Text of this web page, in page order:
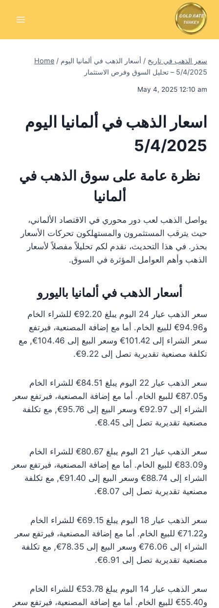
Home / سعر الذهب في تاريخ / أسعار الذهب في ألمانيا اليوم
5/4/2025 – تحليل السوق وفرص الاستثمار
May 4, 2025 12:10 am
اسعار الذهب في ألمانيا اليوم
5/4/2025
نظرة عامة على سوق الذهب في
ألمانيا
يواصل الذهب لعب دور محوري في الاقتصاد الألماني،
حيث يترقب المستثمرون والمستهلكون تحركات الأسعار
بحذر. في هذا التحديث، نقدم لكم تحليلاً مفصلاً لأسعار
الذهب وأهم العوامل المؤثرة في السوق.
أسعار الذهب في ألمانيا باليورو
سعر الذهب عيار 24 اليوم يبلغ 92.20€ للشراء الخام
و94.96€ للبيع الخام. أما مع إضافة المصنعية، فيرتفع
سعر الشراء إلى 101.42€ وسعر البيع إلى 104.46€, مع
تكلفة مصنعية تقديرية تصل إلى 9.22€.
سعر الذهب عيار 22 اليوم يبلغ 84.51€ للشراء الخام
و87.05€ للبيع الخام. أما مع إضافة المصنعية، فيرتفع سعر
الشراء إلى 92.97€ وسعر البيع إلى 95.76€, مع تكلفة
مصنعية تقديرية تصل إلى 8.45€.
سعر الذهب عيار 21 اليوم يبلغ 80.67€ للشراء الخام
و83.09€ للبيع الخام. أما مع إضافة المصنعية، فيرتفع سعر
الشراء إلى 88.74€ وسعر البيع إلى 91.40€, مع تكلفة
مصنعية تقديرية تصل إلى 8.07€.
سعر الذهب عيار 18 اليوم يبلغ 69.15€ للشراء الخام
و71.22€ للبيع الخام. أما مع إضافة المصنعية، فيرتفع سعر
الشراء إلى 76.06€ وسعر البيع إلى 78.35€, مع تكلفة
مصنعية تقديرية تصل إلى 6.91€.
سعر الذهب عيار 14 اليوم يبلغ 53.78€ للشراء الخام
و55.40€ للبيع الخام. أما مع إضافة المصنعية، فيرتفع سعر